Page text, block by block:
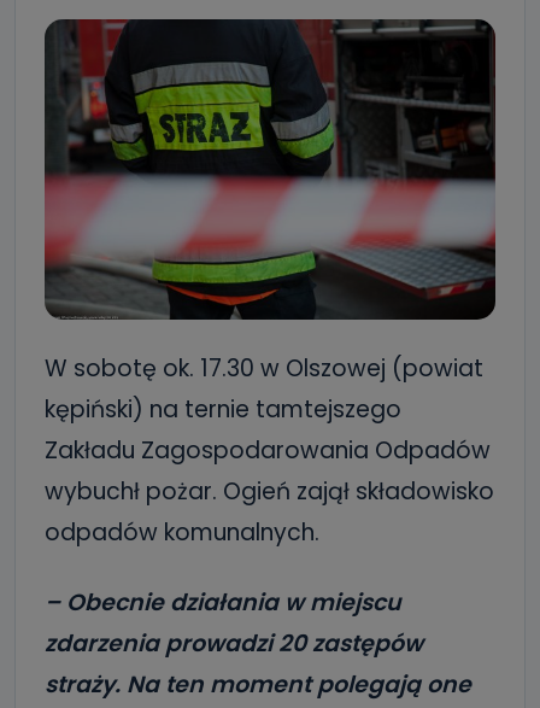
W sobotę ok. 17.30 w Olszowej (powiat
kępiński) na ternie tamtejszego
Zakładu Zagospodarowania Odpadów
wybuchł pożar. Ogień zajął składowisko
odpadów komunalnych.
– Obecnie działania w miejscu
zdarzenia prowadzi 20 zastępów
straży. Na ten moment polegają one